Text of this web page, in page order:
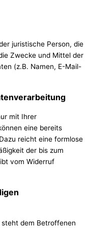
juristische Person, die
Zwecke und Mittel der
(z.B. Namen, E-Mail-
mit Ihrer
eine bereits
reicht eine formlose
der bis zum
vom Widerruf
dem Betroffenen